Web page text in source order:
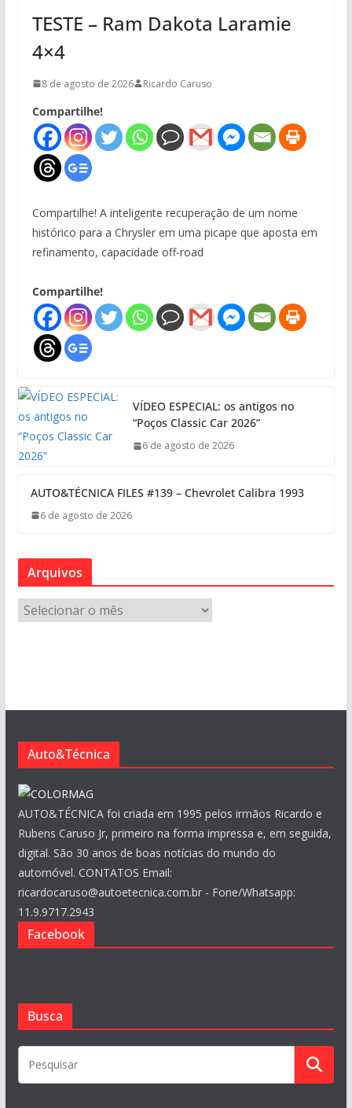
TESTE – Ram Dakota Laramie
4×4
8 de agosto de 2026 Ricardo Caruso
Compartilhe!
Compartilhe! A inteligente recuperação de um nome
histórico para a Chrysler em uma picape que aposta em
refinamento, capacidade off-road
Compartilhe!
VÍDEO ESPECIAL: os antigos no
“Poços Classic Car 2026”
6 de agosto de 2026
AUTO&TÉCNICA FILES #139 – Chevrolet Calibra 1993
6 de agosto de 2026
Arquivos
r
s
Auto&Técnica
AUTO&TÉCNICA foi criada em 1995 pelos irmãos Ricardo e
Rubens Caruso Jr, primeiro na forma impressa e, em seguida,
digital. São 30 anos de boas notícias do mundo do
automóvel. CONTATOS Email:
ricardocaruso@autoetecnica.com.br - Fone/Whatsapp:
11.9.9717.2943
Facebook
Busca